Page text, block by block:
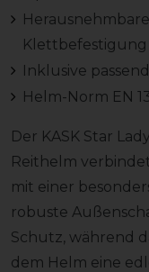
Klettbefestigung
Inklusive
Helm-Norm EN
Der KASK Star
Reithelm
mit einer
robuste
Schutz, während
dem Helm eine